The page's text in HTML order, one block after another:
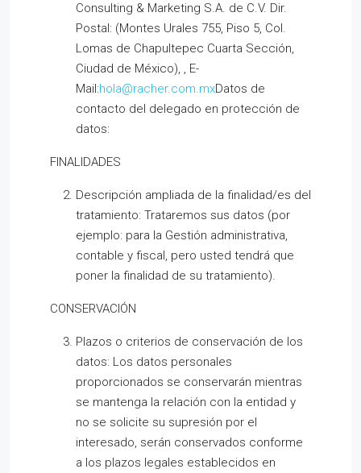
Consulting & Marketing S.A. de C.V. Dir.
Postal: (Montes Urales 755, Piso 5, Col.
Lomas de Chapultepec Cuarta Sección,
Ciudad de México), , E-
Mail:hola@racher.com.mxDatos de
contacto del delegado en protección de
datos:
FINALIDADES
Descripción ampliada de la finalidad/es del
tratamiento: Trataremos sus datos (por
ejemplo: para la Gestión administrativa,
contable y fiscal, pero usted tendrá que
poner la finalidad de su tratamiento).
CONSERVACIÓN
Plazos o criterios de conservación de los
datos: Los datos personales
proporcionados se conservarán mientras
se mantenga la relación con la entidad y
no se solicite su supresión por el
interesado, serán conservados conforme
a los plazos legales establecidos en